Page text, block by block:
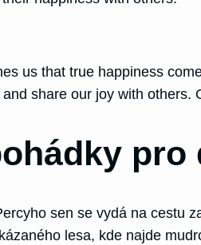
us that true happiness
share our joy with
pro
sen se vydá na cestu
lesa, kde najde